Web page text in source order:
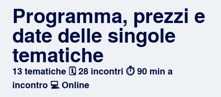
Programma, prezzi e
date delle singole
tematiche
13 tematiche 🗓️ 28 incontri ⏱️ 90 min a
incontro 💻 Online